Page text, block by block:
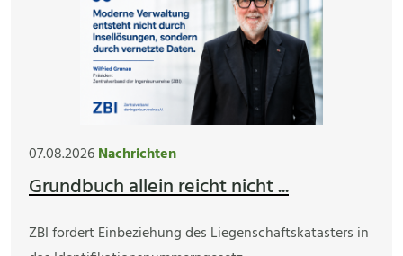
07.08.2026Nachrichten
Grundbuch allein reicht nicht ...
ZBI fordert Einbeziehung des Liegenschaftskatasters in